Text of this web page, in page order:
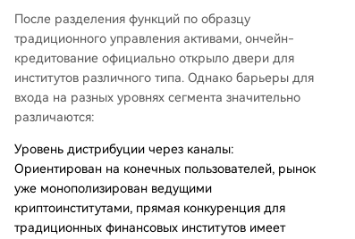
После разделения функций по образцу
традиционного управления активами, ончейн-
кредитование официально открыло двери для
институтов различного типа. Однако барьеры для
входа на разных уровнях сегмента значительно
различаются:
Уровень дистрибуции через каналы:
Ориентирован на конечных пользователей, рынок
уже монополизирован ведущими
криптоинститутами, прямая конкуренция для
традиционных финансовых институтов имеет